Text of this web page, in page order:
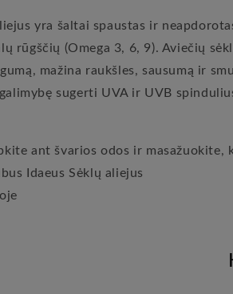
yra šaltai spaustas ir
rūgščių (Omega 3, 6, 9). Aviečių
mažina raukšles, sausumą ir
sugerti UVA ir UVB
ant švarios odos ir
Idaeus Sėklų aliejus